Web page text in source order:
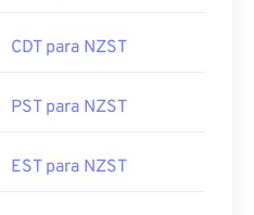
CDT para NZST
PST para NZST
EST para NZST